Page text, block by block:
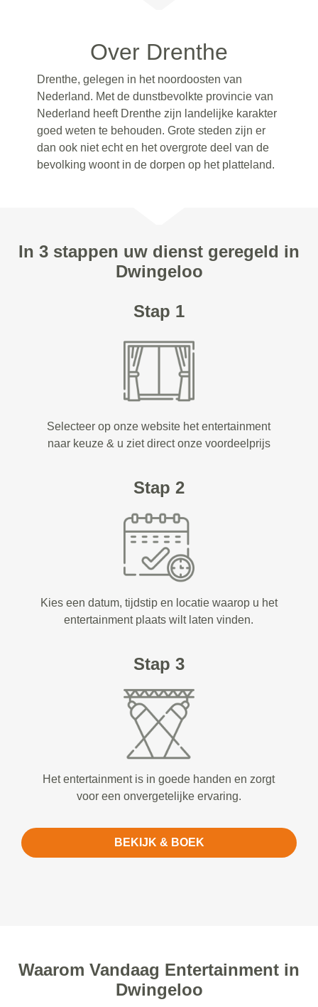
Over Drenthe
Drenthe, gelegen in het noordoosten van
Nederland. Met de dunstbevolkte provincie van
Nederland heeft Drenthe zijn landelijke karakter
goed weten te behouden. Grote steden zijn er
dan ook niet echt en het overgrote deel van de
bevolking woont in de dorpen op het platteland.
In 3 stappen uw dienst geregeld in
Dwingeloo
Stap 1
Selecteer op onze website het entertainment
naar keuze & u ziet direct onze voordeelprijs
Stap 2
Kies een datum, tijdstip en locatie waarop u het
entertainment plaats wilt laten vinden.
Stap 3
Het entertainment is in goede handen en zorgt
voor een onvergetelijke ervaring.
BEKIJK & BOEK
Waarom Vandaag Entertainment in
Dwingeloo